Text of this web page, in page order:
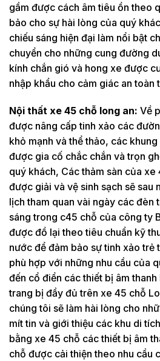
gầm được cách âm tiêu ồn theo
bảo cho sự hài lòng của quý
chiếu sáng hiện đại làm nổi bật
chuyển cho những cung đường
kính chắn gió và hong xe được
nhập khẩu cho cảm giác an toàn
Nội thất xe 45 chỗ long an: Về
được nâng cấp tinh xảo các
khỏ mạnh và thể thảo, các
được gia cố chắc chắn và trọn
quý khách, Các thảm sàn của xe
được giải và vệ sinh sạch sẽ sau
lịch tham quan vài ngày các đèn
sáng trong c45 chỗ của công ty
được đồ lại theo tiêu chuẩn kỹ
nước để đảm bảo sự tinh xảo trẻ
phù hợp với những nhu cầu của
đến cổ điển các thiết bị âm
trang bị đầy đủ trên xe 45 chỗ
chúng tôi sẽ làm hài lòng cho
mít tin và giới thiệu các khu di
bằng xe 45 chỗ các thiết bị âm
chỗ được cải thiện theo nhu cầu